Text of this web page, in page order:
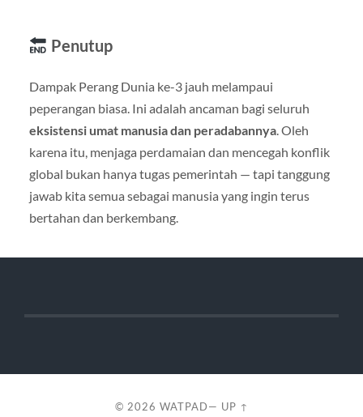
Penutup
Dampak Perang Dunia ke-3 jauh melampaui
peperangan biasa. Ini adalah ancaman bagi seluruh
eksistensi umat manusia dan peradabannya. Oleh
karena itu, menjaga perdamaian dan mencegah konflik
global bukan hanya tugas pemerintah — tapi tanggung
jawab kita semua sebagai manusia yang ingin terus
bertahan dan berkembang.
© 2026 WATPAD— UP ↑